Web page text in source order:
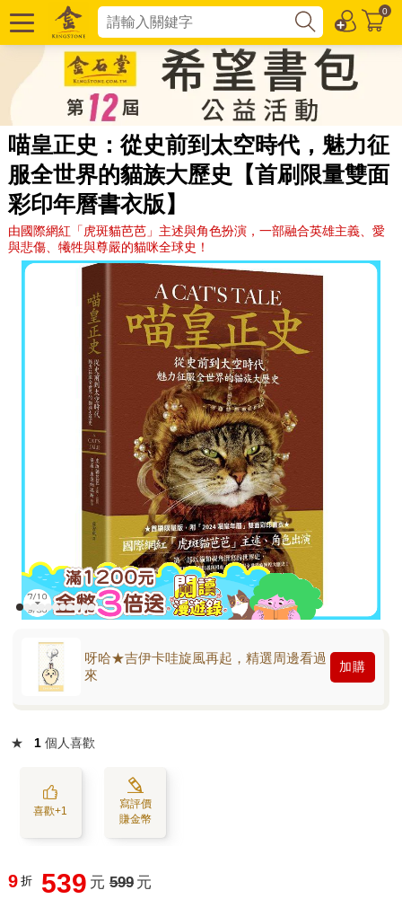
0
喵皇正史：從史前到太空時代，魅力征
服全世界的貓族大歷史【首刷限量雙面
彩印年曆書衣版】
由國際網紅「虎斑貓芭芭」主述與角色扮演，一部融合英雄主義、愛
與悲傷、犧牲與尊嚴的貓咪全球史！
呀哈★吉伊卡哇旋風再起，精選周邊看過
來
加購
★ 1 個人喜歡
喜歡+1
寫評價
賺金幣
9 折 539 元 599 元